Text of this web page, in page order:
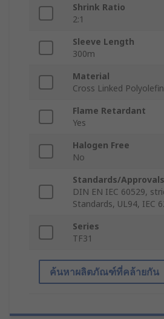
Shrink Ratio
2:1
Sleeve Length
300m
Material
Cross Linked Polyolefin
Flame Retardant
Yes
Halogen Free
No
Standards/Approvals
DIN EN IEC 60529,
Standards, UL94, IEC
Series
TF31
ค้นหาผลิตภัณฑ์ที่คล้ายกัน